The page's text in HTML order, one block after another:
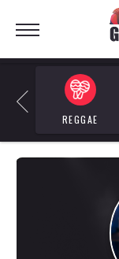
Previous
REGGAE